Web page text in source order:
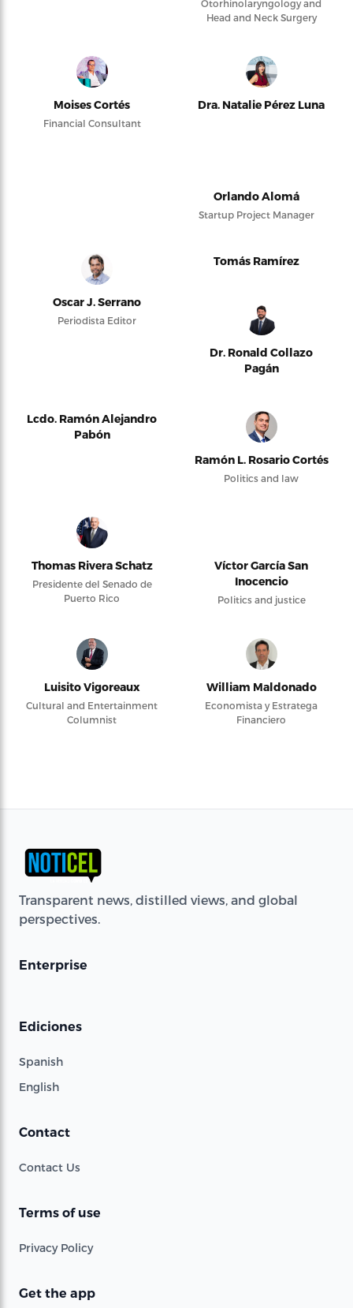
Otorhinolaryngology and
Head and Neck Surgery
Moises Cortés
Financial Consultant
Dra. Natalie Pérez Luna
Orlando Alomá
Startup Project Manager
Oscar J. Serrano
Periodista Editor
Tomás Ramírez
Dr. Ronald Collazo
Pagán
Lcdo. Ramón Alejandro
Pabón
Ramón L. Rosario Cortés
Politics and law
Thomas Rivera Schatz
Presidente del Senado de
Puerto Rico
Víctor García San
Inocencio
Politics and justice
Luisito Vigoreaux
Cultural and Entertainment
Columnist
William Maldonado
Economista y Estratega
Financiero
Transparent news, distilled views, and global
perspectives.
Enterprise
Ediciones
Spanish
English
Contact
Contact Us
Terms of use
Privacy Policy
Get the app